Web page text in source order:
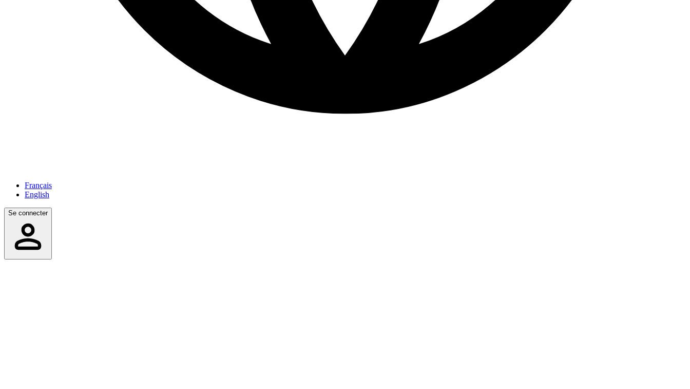
Français
English
Se connecter